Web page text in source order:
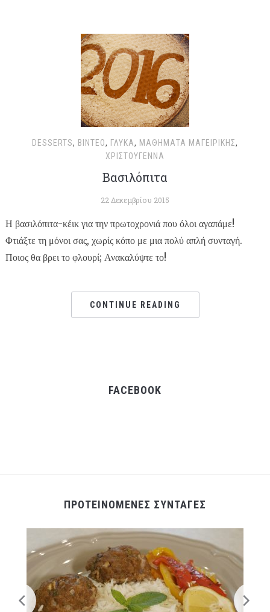
DESSERTS, ΒΊΝΤΕΟ, ΓΛΥΚΆ, ΜΑΘΉΜΑΤΑ ΜΑΓΕΙΡΙΚΉΣ,
ΧΡΙΣΤΟΥΓΕΝΝΑ
Βασιλόπιτα
22 Δεκεμβρίου 2015
Η βασιλόπιτα-κέικ για την πρωτοχρονιά που όλοι αγαπάμε!
Φτιάξτε τη μόνοι σας, χωρίς κόπο με μια πολύ απλή συνταγή.
Ποιος θα βρει το φλουρί; Ανακαλύψτε το!
CONTINUE READING
FACEBOOK
ΠΡΟΤΕΙΝΟΜΕΝΕΣ ΣΥΝΤΑΓΕΣ